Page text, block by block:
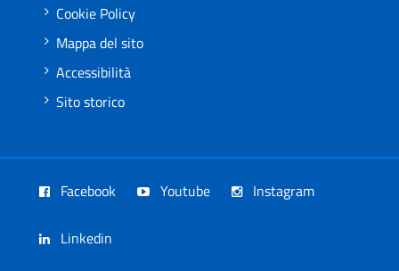
Cookie Policy
Mappa del sito
Accessibilità
Sito storico
Facebook Youtube Instagram
Linkedin